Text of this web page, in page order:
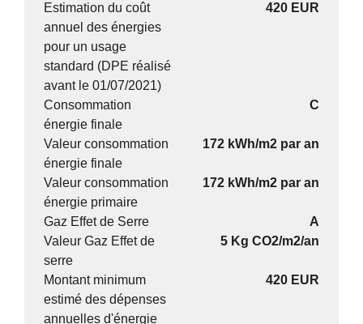
Estimation du coût
annuel des énergies
pour un usage
standard (DPE réalisé
avant le 01/07/2021)
420 EUR
Consommation
énergie finale
C
Valeur consommation
énergie finale
172 kWh/m2 par an
Valeur consommation
énergie primaire
172 kWh/m2 par an
Gaz Effet de Serre
A
Valeur Gaz Effet de
serre
5 Kg CO2/m2/an
Montant minimum
estimé des dépenses
annuelles d'énergie
420 EUR